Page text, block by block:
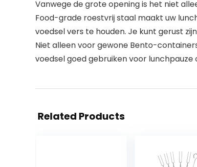
Vanwege de grote opening is het niet
Food-grade roestvrij staal maakt uw
voedsel vers te houden. Je kunt gerust
Niet alleen voor gewone Bento-
voedsel goed gebruiken voor
Related Products